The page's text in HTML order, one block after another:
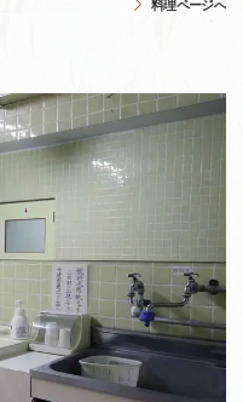
料理ページへ